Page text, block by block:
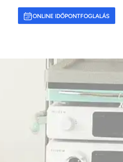
ONLINE IDŐPONTFOGLALÁS